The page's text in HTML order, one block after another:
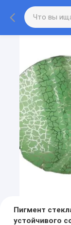
Пигмент
устойчивого